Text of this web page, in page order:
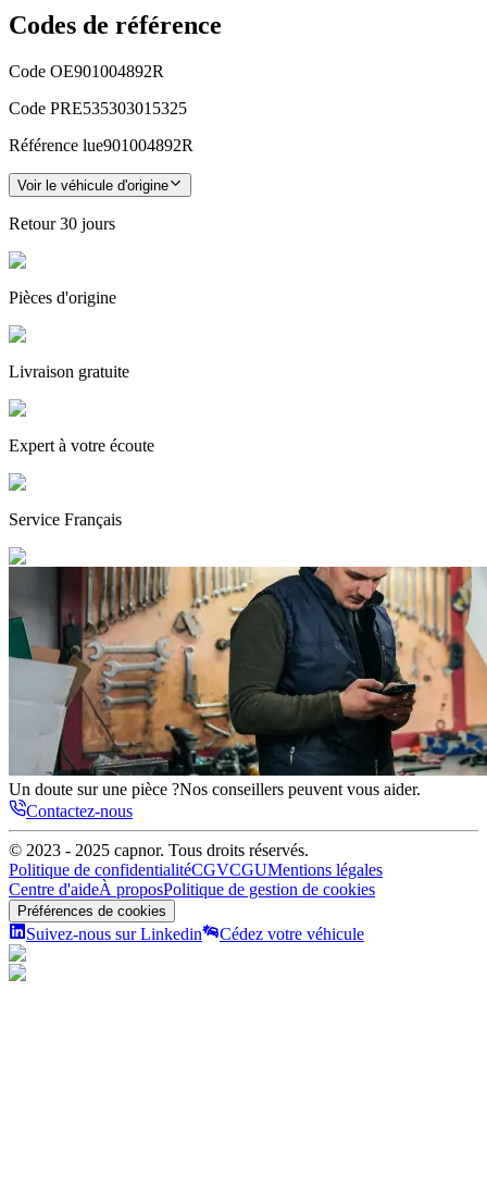
Codes de référence
Code OE901004892R
Code PRE535303015325
Référence lue901004892R
Voir le véhicule d'origine
Retour30 jours
Pièces d'origine
Livraison gratuite
Expert à votre écoute
Service Français
Un doute sur une pièce ?Nos conseillers peuvent vous aider.
Contactez-nous
© 2023 - 2025 capnor. Tous droits réservés.
Politique de confidentialitéCGVCGUMentions légales
Centre d'aideÀ proposPolitique de gestion de cookies
Préférences de cookies
Suivez-nous sur Linkedin Cédez votre véhicule